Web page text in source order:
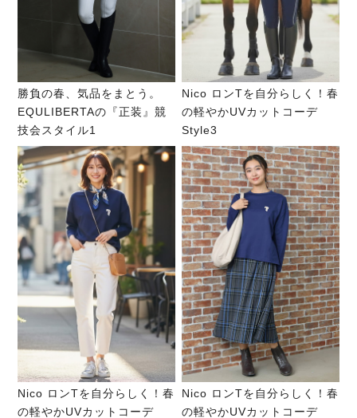
勝負の春、気品をまとう。
EQULIBERTAの『正装』競
技会スタイル1
Nico ロンTを自分らしく！春
の軽やかUVカットコーデ
Style3
Nico ロンTを自分らしく！春
の軽やかUVカットコーデ
Nico ロンTを自分らしく！春
の軽やかUVカットコーデ